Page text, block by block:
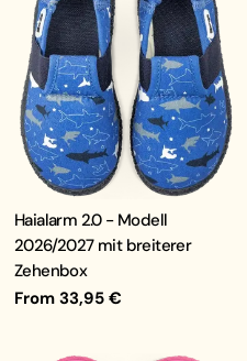
Haialarm 2.0 - Modell
2026/2027 mit breiterer
Zehenbox
Regular
From 33,95 €